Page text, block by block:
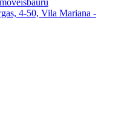
4-50, Vila Mariana -